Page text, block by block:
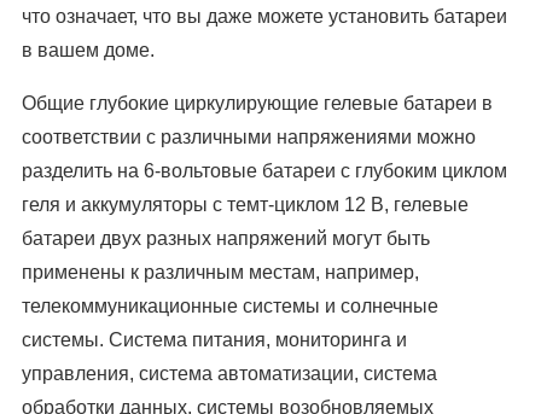
что означает, что вы даже можете установить батареи
в вашем доме.
Общие глубокие циркулирующие гелевые батареи в
соответствии с различными напряжениями можно
разделить на 6-вольтовые батареи с глубоким циклом
геля и аккумуляторы с темт-циклом 12 В, гелевые
батареи двух разных напряжений могут быть
применены к различным местам, например,
телекоммуникационные системы и солнечные
системы. Система питания, мониторинга и
управления, система автоматизации, система
обработки данных, системы возобновляемых